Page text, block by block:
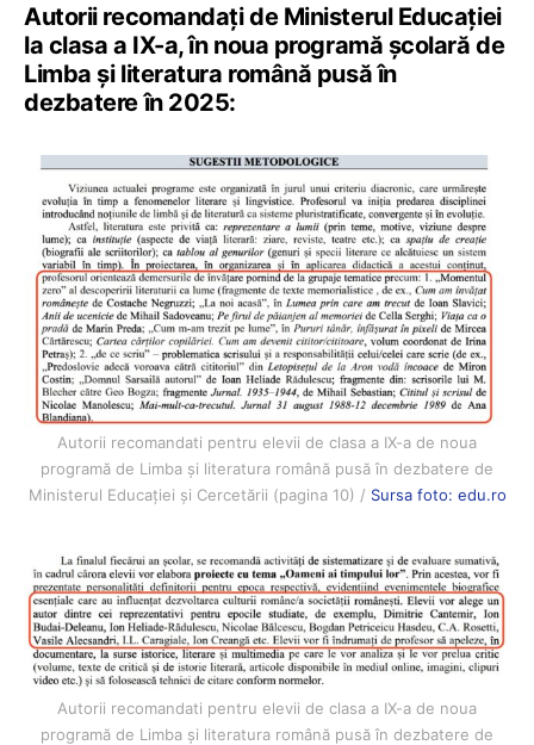
Autorii recomandați de Ministerul Educației
la clasa a IX-a, în noua programă școlară de
Limba și literatura română pusă în
dezbatere în 2025:
Autorii recomandati pentru elevii de clasa a IX-a de noua
programă de Limba și literatura română pusă în dezbatere de
Ministerul Educației și Cercetării (pagina 10) / Sursa foto: edu.ro
Autorii recomandati pentru elevii de clasa a IX-a de noua
programă de Limba și literatura română pusă în dezbatere de